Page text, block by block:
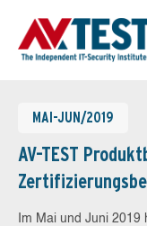
MAI-JUN/2019
AV-TEST
Im Mai und Juni 2019